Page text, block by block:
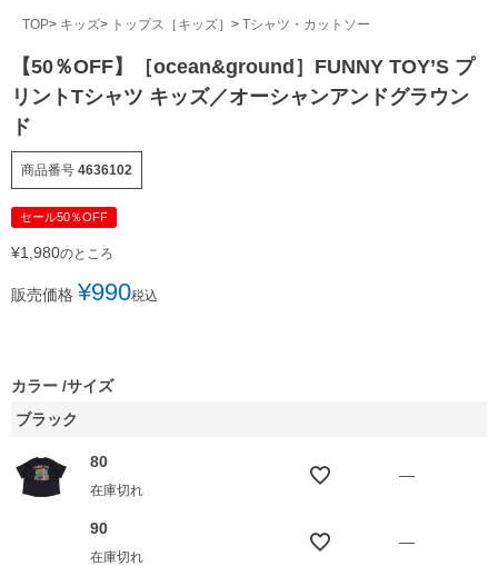
TOP キッズ トップス［キッズ］ Tシャツ・カットソー
【50％OFF】［ocean&ground］FUNNY TOY’S プ
リントTシャツ キッズ／オーシャンアンドグラウン
ド
商品番号 4636102
セール50％OFF
¥1,980のところ
販売価格 ¥990税込
カラー サイズ
ブラック
80
在庫切れ
—
90
在庫切れ
—